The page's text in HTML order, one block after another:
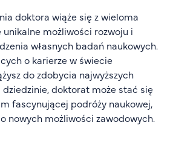
doktora wiąże się z wieloma
możliwości rozwoju i
własnych badań naukowych.
o karierze w świecie
do zdobycia najwyższych
doktorat może stać się
fascynującej podróży naukowej,
nowych możliwości zawodowych.